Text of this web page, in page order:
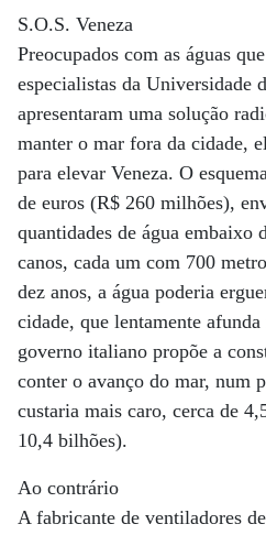
S.O.S. Veneza
Preocupados com as águas
especialistas da Universidade
apresentaram uma solução
manter o mar fora da cidade,
para elevar Veneza. O
de euros (R$ 260 milhões),
quantidades de água embaixo
canos, cada um com 700
dez anos, a água poderia
cidade, que lentamente
governo italiano propõe a
conter o avanço do mar, num
custaria mais caro, cerca de
10,4 bilhões).
Ao contrário
A fabricante de ventiladores